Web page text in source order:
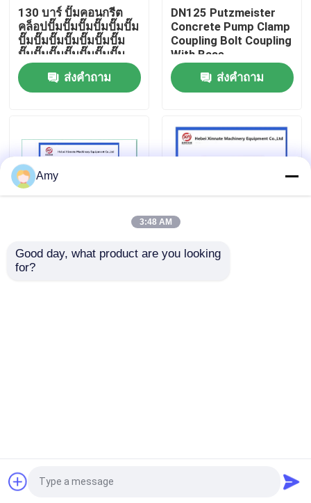
ควบคุมคุณภาพ
ติดต่อเรา
ขออ้าง
PUTZMEISTER ชิ้นส่วนปั๊มคอนกรีต
ส่วนของปั๊มคอนกรีต Schwing
อะไหล่รถบรรทุกเครื่องผสมคอนกรีต
อะไหล่โรงงานผสม
หน้าแปลนปั๊มคอนกรีต
130 บาร์ ปั๊มคอนกรีต
คล็อปปั๊มปั๊มปั๊มปั๊มปั๊มปั๊ม
ปั๊มปั๊มปั๊มปั๊มปั๊มปั๊มปั๊ม
ปั๊มปั๊มปั๊มปั๊มปั๊มปั๊มปั๊ม
ปั๊มปั๊มปั๊มปั๊มปั๊มปั๊มปั๊ม
ปั๊มปั๊มปั๊ม ส่งคำถาม
DN125 Putzmeister
Concrete Pump Clamp
Coupling Bolt Coupling
With Base
ส่งคำถาม
Concrete Pump Snap
Coupling With Safety
Snap Cast Pipe
Xinnate Machinery Equipment Co., Ltd. All Rights
Amy
3:48 AM
Good day, what product are you looking
for?